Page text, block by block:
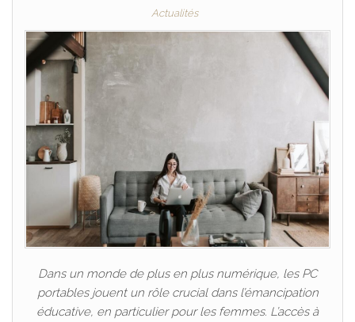
Actualités
Dans un monde de plus en plus numérique, les PC
portables jouent un rôle crucial dans l’émancipation
éducative, en particulier pour les femmes. L’accès à